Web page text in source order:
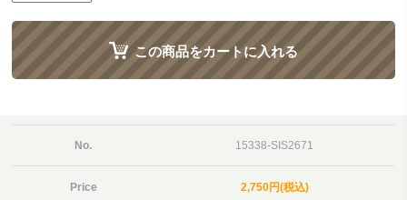
この商品をカートに入れる
No. 15338-SIS2671
Price 2,750円(税込)